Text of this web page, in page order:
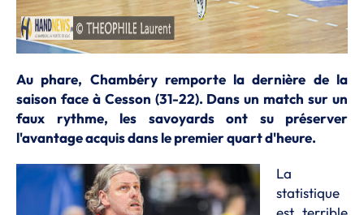
Au phare, Chambéry remporte la dernière de la
saison face à Cesson (31-22). Dans un match sur un
faux rythme, les savoyards ont su préserver
l'avantage acquis dans le premier quart d'heure.
La
statistique